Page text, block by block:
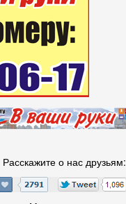
Расскажите о нас друзьям: